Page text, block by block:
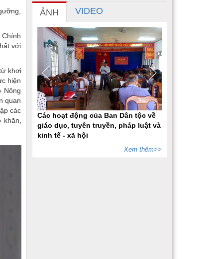
Chính
với
khơi
hiện
Nông
quan
các
khăn,
ẢNH VIDEO
Các hoạt động của Ban Dân tộc về
giáo dục, tuyên truyền, pháp luật và
kinh tế - xã hội
Xem thêm>>